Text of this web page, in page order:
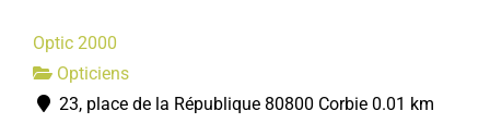
Optic 2000
Opticiens
23, place de la République 80800 Corbie 0.01 km